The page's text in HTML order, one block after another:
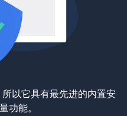
以它具有最先进的内置安
功能。